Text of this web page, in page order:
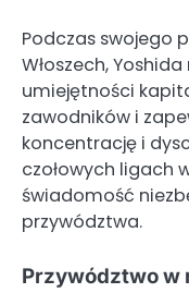
Podczas swojego
Włoszech,
umiejętności
zawodników i
koncentrację i
czołowych ligach
świadomość
przywództwa.
Przywództwo w